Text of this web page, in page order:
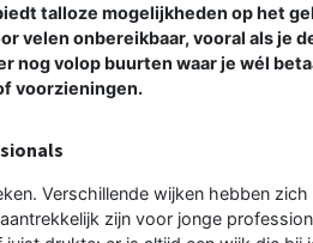
talloze mogelijkheden op het
velen onbereikbaar, vooral als je
nog volop buurten waar je wél
voorzieningen.
Verschillende wijken hebben
zijn voor jonge